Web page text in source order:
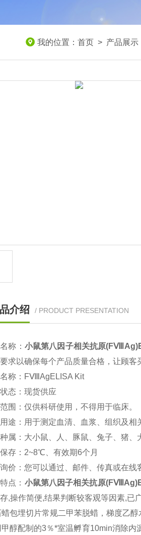
我的位置： 首页 > 产品展示
介绍 / PRODUCT PRESENTATION
称： 小鼠第八因子相关抗原(FⅧAg)
求以确保每个产品质量合格，让顾客
称： FⅧAgELISA Kit
态：现货供应
围：仅供科研使用，不得用于临床。
途：用于测定血清、血浆、组织及相
属：大小鼠、人、豚鼠、兔子、猪、
存： 2~8℃、有效期6个月
价：您可以通过、邮件、传真或在线
点： 小鼠第八因子相关抗原(FⅧAg)
,操作简便,结果判断较客观等因素,已
包埋切片常规二甲苯脱蜡，梯度乙醇
甲醇配制的3％*室温孵育10min消除内